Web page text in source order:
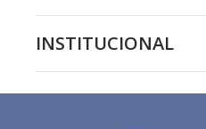
INSTITUCIONAL